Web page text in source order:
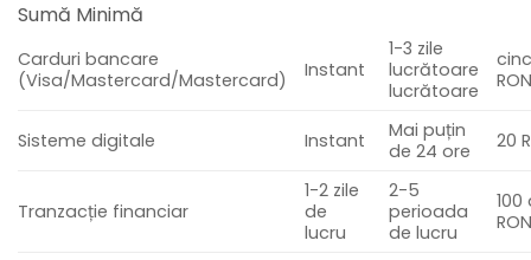
Sumă Minimă
Carduri bancare
(Visa/Mastercard/Mastercard)
Instant
1-3 zile
lucrătoare
lucrătoare
Sisteme digitale Instant
Mai puțin
de 24 ore
20
Tranzacție financiar
1-2 zile
de
lucru
2-5
perioada
de lucru
100